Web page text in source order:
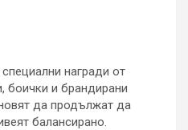
награди от
боички и брандирани
да продължат да
балансирано.